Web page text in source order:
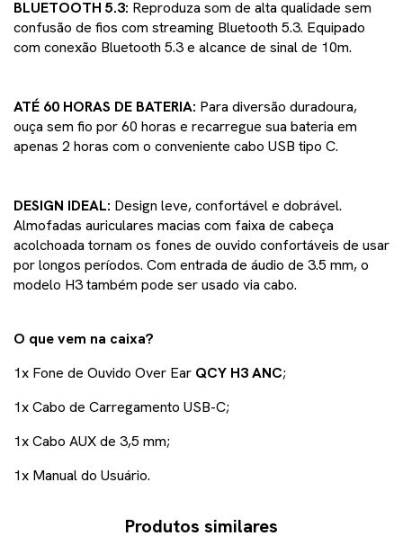
BLUETOOTH 5.3: Reproduza som de alta qualidade sem
confusão de fios com streaming Bluetooth 5.3. Equipado
com conexão Bluetooth 5.3 e alcance de sinal de 10m.
ATÉ 60 HORAS DE BATERIA: Para diversão duradoura,
ouça sem fio por 60 horas e recarregue sua bateria em
apenas 2 horas com o conveniente cabo USB tipo C.
DESIGN IDEAL: Design leve, confortável e dobrável.
Almofadas auriculares macias com faixa de cabeça
acolchoada tornam os fones de ouvido confortáveis de usar
por longos períodos. Com entrada de áudio de 3.5 mm, o
modelo H3 também pode ser usado via cabo.
O que vem na caixa?
1x Fone de Ouvido Over Ear QCY H3 ANC;
1x Cabo de Carregamento USB-C;
1x Cabo AUX de 3,5 mm;
1x Manual do Usuário.
Produtos similares